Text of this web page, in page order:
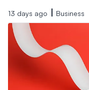
13 days ago Business